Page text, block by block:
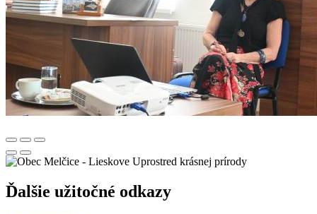
Uprostred krásnej prírody
Ďalšie užitočné odkazy